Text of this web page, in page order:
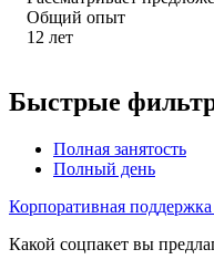
Общий опыт
12 лет
Быстрые
Полная занятость
Полный день
Корпоративная поддержка
Какой соцпакет вы